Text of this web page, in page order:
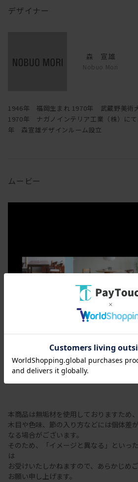
デザイナー
森 宣雄
Nobuo Mori
1946年 福岡生まれ 1970年 武蔵野美術
1970年 ナガノインテリア工業（株）に
年 森宣雄デザインルーム設立
ムービー
カラメッラ
節有商品の注意事項
本商品は無垢材を使用しておりますため、
木目や色味、節の入り方などには個体差
なる場合がございます。
そのため、「イメージと異なる」といっ
は
お受けいたしかねますので、あらかじめ
お願い申し上げます。